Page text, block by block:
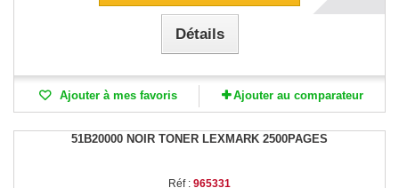
Détails
Ajouter à mes favoris Ajouter au comparateur
51B20000 NOIR TONER LEXMARK 2500PAGES
Réf : 965331